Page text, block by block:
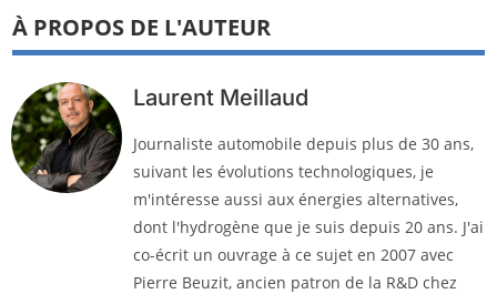
À PROPOS DE L'AUTEUR
Laurent Meillaud
Journaliste automobile depuis plus de 30 ans,
suivant les évolutions technologiques, je
m'intéresse aussi aux énergies alternatives,
dont l'hydrogène que je suis depuis 20 ans. J'ai
co-écrit un ouvrage à ce sujet en 2007 avec
Pierre Beuzit, ancien patron de la R&D chez